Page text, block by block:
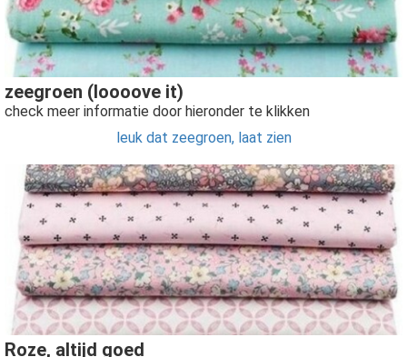
zeegroen (loooove it)
check meer informatie door hieronder te klikken
leuk dat zeegroen, laat zien
Roze, altijd goed